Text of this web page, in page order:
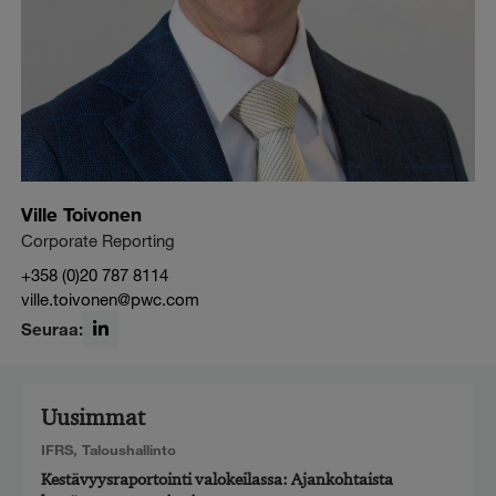
Ville Toivonen
Corporate Reporting
+358 (0)20 787 8114
ville.toivonen@pwc.com
Seuraa:
Uusimmat
IFRS, Taloushallinto
Kestävyysraportointi valokeilassa: Ajankohtaista